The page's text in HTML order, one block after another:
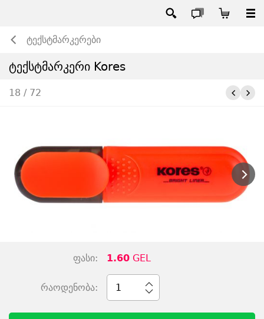
ტექსტმარკერები
ტექსტმარკერი Kores
18 / 72
ფასი: 1.60GEL
რაოდენობა: 1